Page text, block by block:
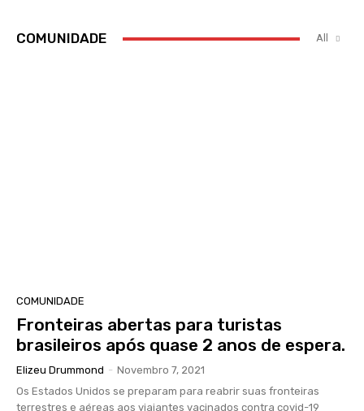
COMUNIDADE All
COMUNIDADE
Fronteiras abertas para turistas
brasileiros após quase 2 anos de espera.
Elizeu Drummond - Novembro 7, 2021
Os Estados Unidos se preparam para reabrir suas fronteiras
terrestres e aéreas aos viajantes vacinados contra covid-19